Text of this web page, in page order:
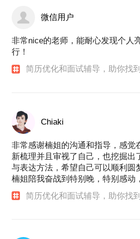
微信用户
非常nice的老师，能耐心发现个人
行！
简历优化和面试辅导，助你找
Chiaki
非常感谢楠姐的沟通和指导，感觉
新梳理并且审视了自己，也挖掘出
与表达方法，希望自己可以顺利圆
楠姐陪我奋战到特别晚，特别感动
简历优化和面试辅导，助你找